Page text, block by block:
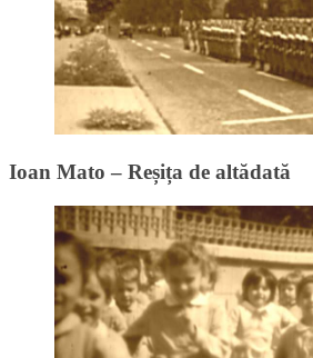
Ioan Mato – Reșița de altădată